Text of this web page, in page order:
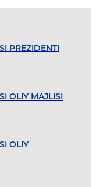
PREZIDENTI
OLIY MAJLISI
OLIY